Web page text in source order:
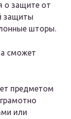
о защите от
защиты
шторы.
сможет
предметом
или